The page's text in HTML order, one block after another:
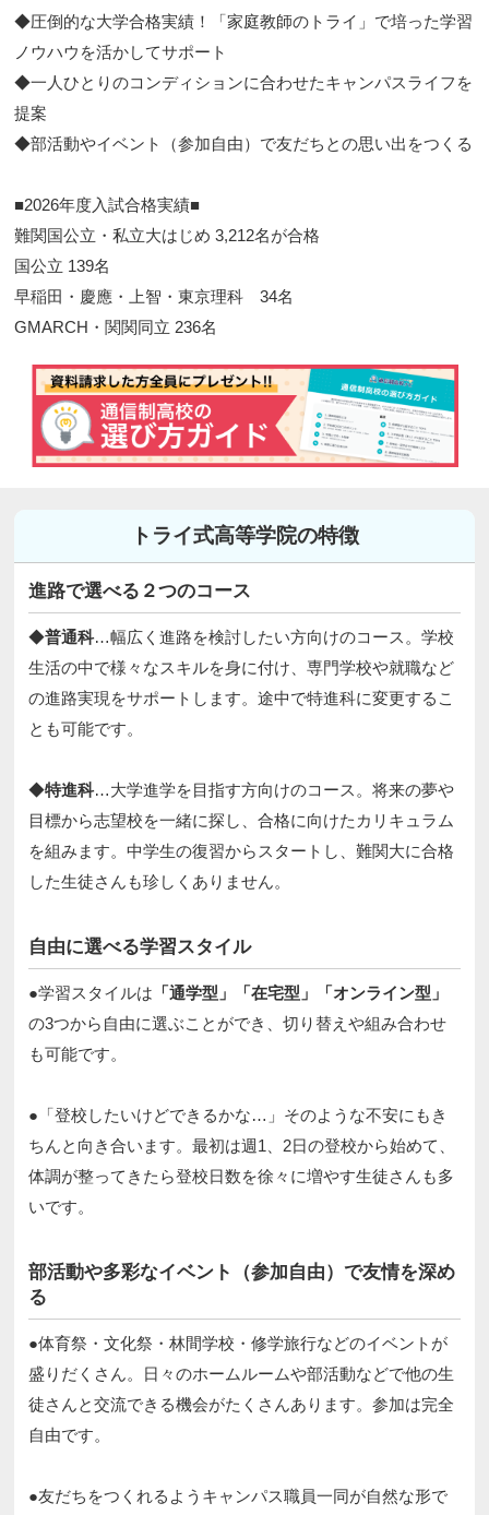
◆圧倒的な大学合格実績！「家庭教師のトライ」で培った学習
ノウハウを活かしてサポート​
◆一人ひとりのコンディションに合わせたキャンパスライフを
提案​
◆部活動やイベント（参加自由）で友だちとの思い出をつくる​
■2026年度入試合格実績■​​
難関国公立・私立大はじめ 3,212名が合格
​ 国公立 139名​
早稲田・慶應・上智・東京理科 34名
GMARCH・関関同立 236名​
トライ式高等学院の特徴
進路で選べる２つのコース
◆普通科…幅広く進路を検討したい方向けのコース。学校
生活の中で様々なスキルを身に付け、専門学校や就職など
の進路実現をサポートします。途中で特進科に変更するこ
とも可能です。
◆特進科…大学進学を目指す方向けのコース。将来の夢や
目標から志望校を一緒に探し、合格に向けたカリキュラム
を組みます。中学生の復習からスタートし、難関大に合格
した生徒さんも珍しくありません。​
自由に選べる学習スタイル​
●学習スタイルは 「通学型」「在宅型」「オンライン型」
の3つから自由に選ぶことができ、切り替えや組み合わせ
も可能です。​​
●「登校したいけどできるかな…」そのような不安にもき
ちんと向き合います。最初は週1、2日の登校から始めて、
体調が整ってきたら登校日数を徐々に増やす生徒さんも多
いです。​
部活動や多彩なイベント（参加自由）で友情を深め
る
●体育祭・文化祭・林間学校・修学旅行などのイベントが
盛りだくさん。日々のホームルームや部活動などで他の生
徒さんと交流できる機会がたくさんあります。参加は完全
自由です。​​
●友だちをつくれるようキャンパス職員一同が自然な形で